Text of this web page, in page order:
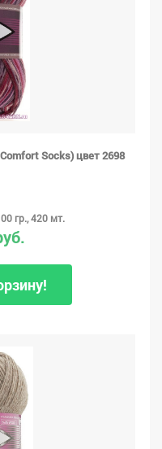
Socks) цвет 2698
гр., 420 мт.